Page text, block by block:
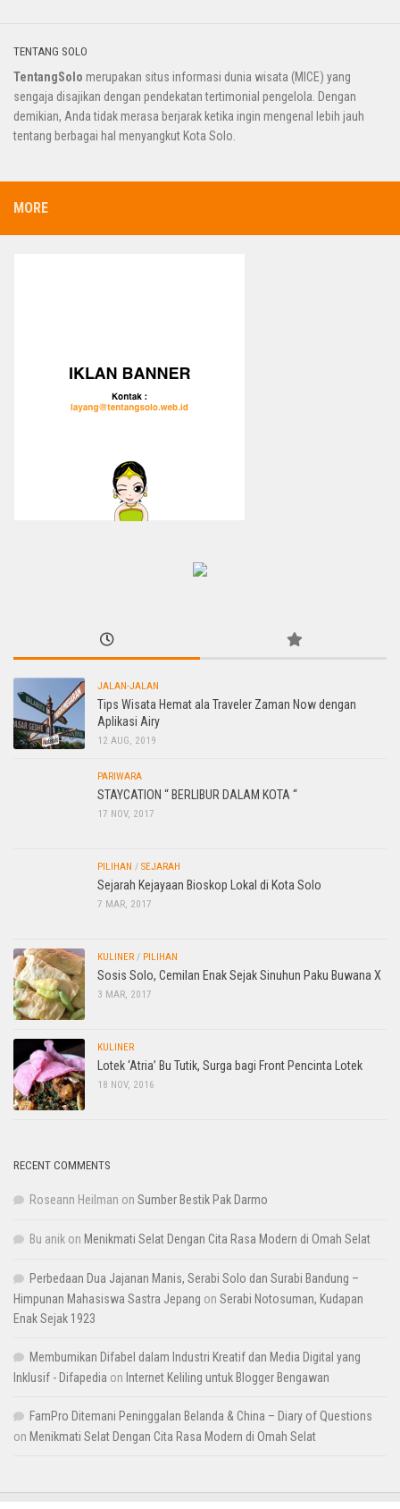
TENTANG SOLO
TentangSolo merupakan situs informasi dunia wisata (MICE) yang
sengaja disajikan dengan pendekatan tertimonial pengelola. Dengan
demikian, Anda tidak merasa berjarak ketika ingin mengenal lebih jauh
tentang berbagai hal menyangkut Kota Solo.
MORE
JALAN-JALAN
Tips Wisata Hemat ala Traveler Zaman Now dengan
Aplikasi Airy
12 AUG, 2019
PARIWARA
STAYCATION “ BERLIBUR DALAM KOTA “
17 NOV, 2017
PILIHAN / SEJARAH
Sejarah Kejayaan Bioskop Lokal di Kota Solo
7 MAR, 2017
KULINER / PILIHAN
Sosis Solo, Cemilan Enak Sejak Sinuhun Paku Buwana X
3 MAR, 2017
KULINER
Lotek ‘Atria’ Bu Tutik, Surga bagi Front Pencinta Lotek
18 NOV, 2016
RECENT COMMENTS
Roseann Heilman on Sumber Bestik Pak Darmo
Bu anik on Menikmati Selat Dengan Cita Rasa Modern di Omah Selat
Perbedaan Dua Jajanan Manis, Serabi Solo dan Surabi Bandung –
Himpunan Mahasiswa Sastra Jepang on Serabi Notosuman, Kudapan
Enak Sejak 1923
Membumikan Difabel dalam Industri Kreatif dan Media Digital yang
Inklusif - Difapedia on Internet Keliling untuk Blogger Bengawan
FamPro Ditemani Peninggalan Belanda & China – Diary of Questions
on Menikmati Selat Dengan Cita Rasa Modern di Omah Selat